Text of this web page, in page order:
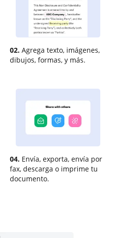
02. Agrega texto, imágenes,
dibujos, formas, y más.
04. Envía, exporta, envía por
fax, descarga o imprime tu
documento.